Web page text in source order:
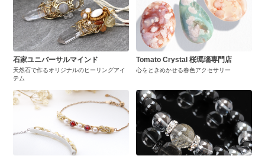
石家ユニバーサルマインド
天然石で作るオリジナルのヒーリングアイ
テム
Tomato Crystal 桜瑪瑙専門店
心をときめかせる春色アクセサリー